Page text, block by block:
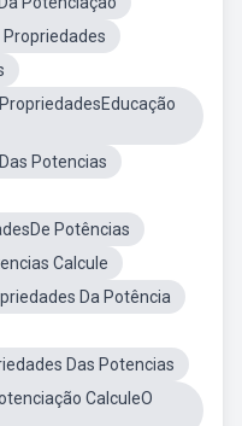
Potencias
Potências
Calcule
Da Potência
Das Potencias
CalculeO